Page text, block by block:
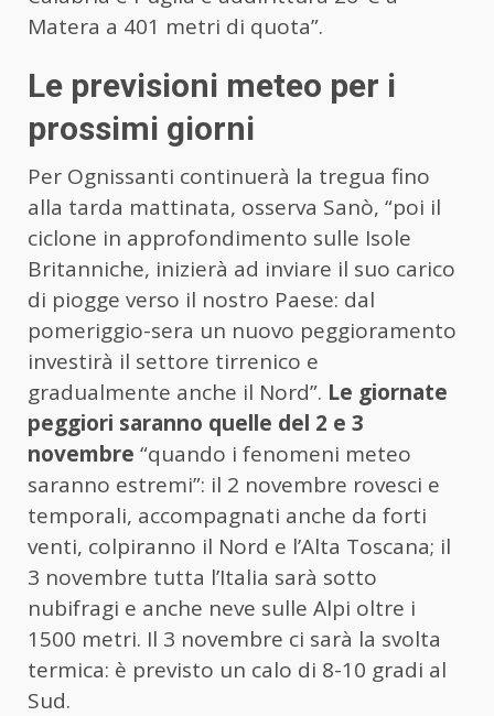
Matera a 401 metri di quota”.
Le previsioni meteo per i
prossimi giorni
Per Ognissanti continuerà la tregua fino
alla tarda mattinata, osserva Sanò, “poi il
ciclone in approfondimento sulle Isole
Britanniche, inizierà ad inviare il suo carico
di piogge verso il nostro Paese: dal
pomeriggio-sera un nuovo peggioramento
investirà il settore tirrenico e
gradualmente anche il Nord”. Le giornate
peggiori saranno quelle del 2 e 3
novembre “quando i fenomeni meteo
saranno estremi”: il 2 novembre rovesci e
temporali, accompagnati anche da forti
venti, colpiranno il Nord e l’Alta Toscana; il
3 novembre tutta l’Italia sarà sotto
nubifragi e anche neve sulle Alpi oltre i
1500 metri. Il 3 novembre ci sarà la svolta
termica: è previsto un calo di 8-10 gradi al
Sud.